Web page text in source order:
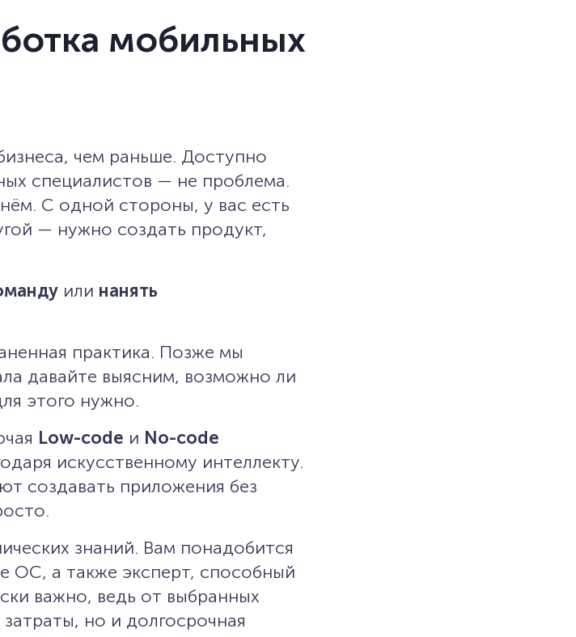
мобильных
чем раньше. Доступно
специалистов — не проблема.
С одной стороны, у вас есть
— нужно создать продукт,
или нанять
практика. Позже мы
давайте выясним, возможно ли
этого нужно.
Low-code и No-code
искусственному интеллекту.
создавать приложения без
знаний. Вам понадобится
ОС, а также эксперт, способный
важно, ведь от выбранных
но и долгосрочная